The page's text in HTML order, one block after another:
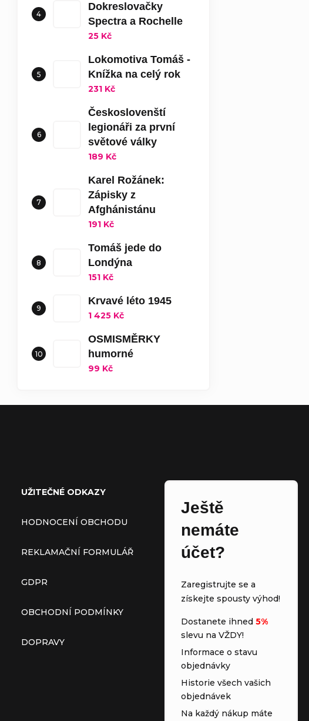
Dokreslovačky
Spectra a Rochelle
25 Kč
Lokomotiva Tomáš -
Knížka na celý rok
231 Kč
Českoslovenští
legionáři za první
světové války
189 Kč
Karel Rožánek:
Zápisky z
Afghánistánu
191 Kč
Tomáš jede do
Londýna
151 Kč
Krvavé léto 1945
1 425 Kč
OSMISMĚRKY
humorné
99 Kč
UŽITEČNÉ ODKAZY
HODNOCENÍ OBCHODU
REKLAMAČNÍ FORMULÁŘ
GDPR
OBCHODNÍ PODMÍNKY
DOPRAVY
Ještě
nemáte
účet?
Zaregistrujte se a
získejte spousty výhod!
Dostanete ihned 5%
slevu na VŽDY!
Informace o stavu
objednávky
Historie všech vašich
objednávek
Na každý nákup máte